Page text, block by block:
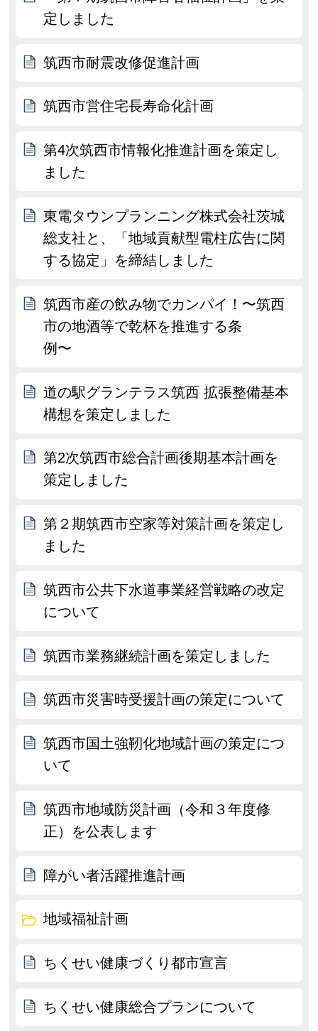
定しました
筑西市耐震改修促進計画
筑西市営住宅長寿命化計画
第4次筑西市情報化推進計画を策定し
ました
東電タウンプランニング株式会社茨城
総支社と、「地域貢献型電柱広告に関
する協定」を締結しました
筑西市産の飲み物でカンパイ！〜筑西
市の地酒等で乾杯を推進する条
例〜
道の駅グランテラス筑西 拡張整備基本
構想を策定しました
第2次筑西市総合計画後期基本計画を
策定しました
第２期筑西市空家等対策計画を策定し
ました
筑西市公共下水道事業経営戦略の改定
について
筑西市業務継続計画を策定しました
筑西市災害時受援計画の策定について
筑西市国土強靭化地域計画の策定につ
いて
筑西市地域防災計画（令和３年度修
正）を公表します
障がい者活躍推進計画
地域福祉計画
ちくせい健康づくり都市宣言
ちくせい健康総合プランについて